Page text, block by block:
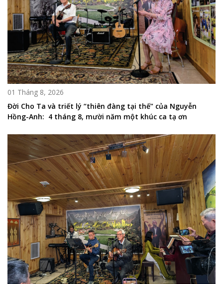
01 Tháng 8, 2026
Đời Cho Ta và triết lý “thiên đàng tại thế” của Nguyễn
Hồng-Anh: 4 tháng 8, mười năm một khúc ca tạ ơn